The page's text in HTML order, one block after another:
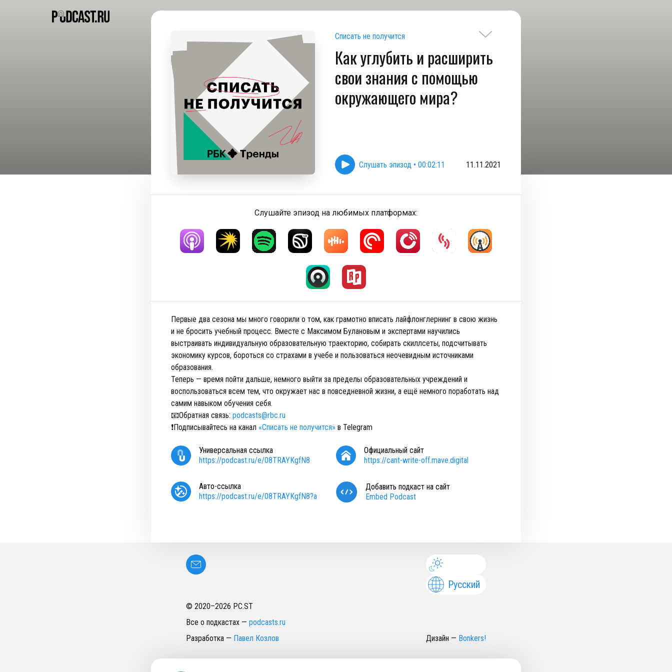
Списать не получится
Как углубить и расширить
свои знания с помощью
окружающего мира?
Слушать эпизод • 00:02:11 11.11.2021
Слушайте эпизод на любимых платформах:
Первые два сезона мы много говорили о том, как грамотно вписать лайфлонглернинг в свою жизнь
и не бросить учебный процесс. Вместе с Максимом Булановым и экспертами научились
выстраивать индивидуальную образовательную траекторию, собирать скиллсеты, подсчитывать
экономику курсов, бороться со страхами в учебе и пользоваться неочевидным источниками
образования.
Теперь — время пойти дальше, немного выйти за пределы образовательных учреждений и
воспользоваться всем тем, что окружает нас в повседневной жизни, а ещё немного поработать над
самим навыком обучения себя.
📧Обратная связь: podcasts@rbc.ru
❗️Подписывайтесь на канал «Списать не получится» в Telegram
Универсальная ссылка
https://podcast.ru/e/08TRAYKgfN8
Официальный сайт
https://cant-write-off.mave.digital
Авто-ссылка
https://podcast.ru/e/08TRAYKgfN8?a
Добавить подкаст на сайт
Embed Podcast
Русский
© 2020–2026 PC.ST
Все о подкастах — podcasts.ru
Разработка — Павел Козлов Дизайн — Bonkers!